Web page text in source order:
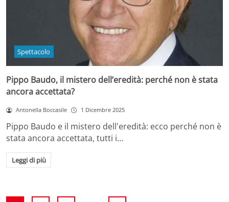
Spettacolo
Pippo Baudo, il mistero dell’eredità: perché non è stata
ancora accettata?
Antonella Boccasile 1 Dicembre 2025
Pippo Baudo e il mistero dell'eredità: ecco perché non è
stata ancora accettata, tutti i…
Leggi di più